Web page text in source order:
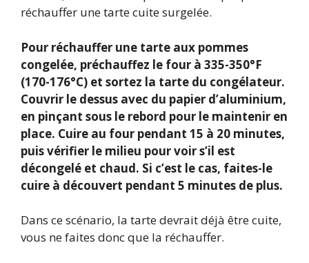
réchauffer une tarte cuite surgelée.
Pour réchauffer une tarte aux pommes
congelée, préchauffez le four à 335-350°F
(170-176°C) et sortez la tarte du congélateur.
Couvrir le dessus avec du papier d’aluminium,
en pinçant sous le rebord pour le maintenir en
place. Cuire au four pendant 15 à 20 minutes,
puis vérifier le milieu pour voir s’il est
décongelé et chaud. Si c’est le cas, faites-le
cuire à découvert pendant 5 minutes de plus.
Dans ce scénario, la tarte devrait déjà être cuite,
vous ne faites donc que la réchauffer.